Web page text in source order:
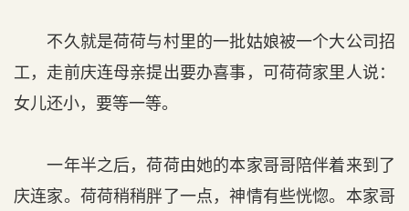
不久就是荷荷与村里的一批姑娘被一个大公司招
工，走前庆连母亲提出要办喜事，可荷荷家里人说：
女儿还小，要等一等。
一年半之后，荷荷由她的本家哥哥陪伴着来到了
庆连家。荷荷稍稍胖了一点，神情有些恍惚。本家哥